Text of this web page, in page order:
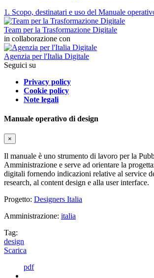
1. Scopo, destinatari e uso del Manuale
Team per la Trasformazione Digitale
in collaborazione con
Agenzia per l'Italia Digitale
Seguici su
Privacy policy
Cookie policy
Note legali
Manuale operativo di design
×
Il manuale è uno strumento di lavoro per la
Amministrazione e serve ad orientare la
digitali fornendo indicazioni relative al service
research, al content design e alla user interface.
Progetto: Designers Italia
Amministrazione: italia
Tag:
design
Scarica
pdf